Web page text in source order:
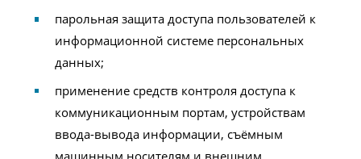
парольная защита доступа пользователей к
информационной системе персональных
данных;
применение средств контроля доступа к
коммуникационным портам, устройствам
ввода-вывода информации, съёмным
машинным носителям и внешним